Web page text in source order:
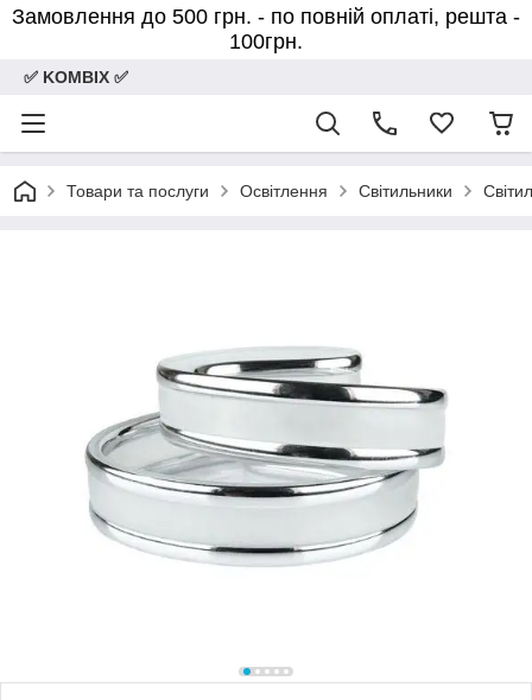
Замовлення до 500 грн. - по повній оплаті, решта -
100грн.
✅ KOMBIX ✅
Товари та послуги Освітлення Світильники